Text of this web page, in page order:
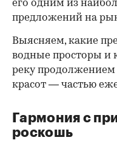
его одним из
предложений на
Выясняем, какие
водные просторы и
реку продолжением
красот — частью
Гармония с
роскошь